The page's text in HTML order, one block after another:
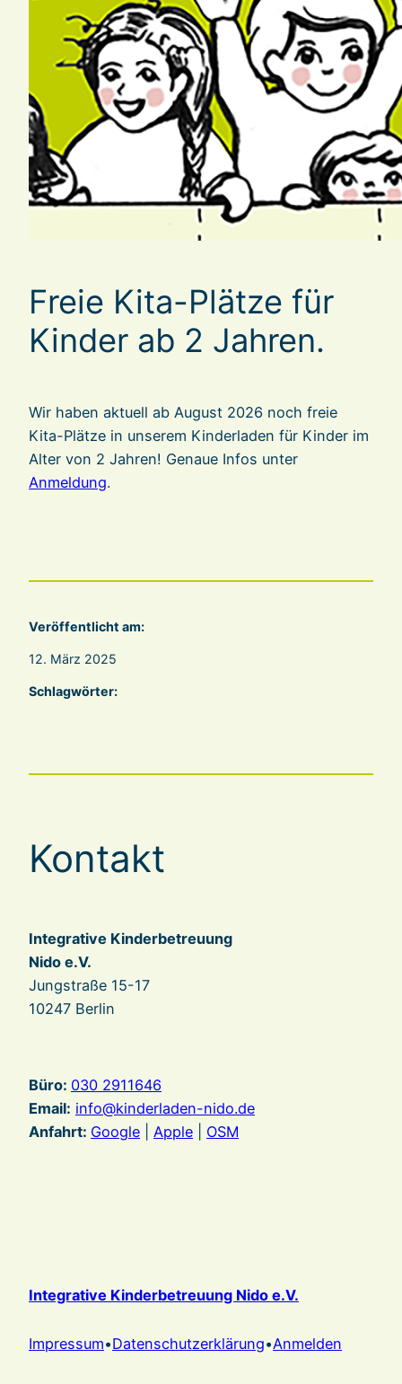
Freie Kita-Plätze für
Kinder ab 2 Jahren.
Wir haben aktuell ab August 2026 noch freie
Kita-Plätze in unserem Kinderladen für Kinder im
Alter von 2 Jahren! Genaue Infos unter
Anmeldung.
Veröffentlicht am:
12. März 2025
Schlagwörter:
Kontakt
Integrative Kinderbetreuung
Nido e.V.
Jungstraße 15-17
10247 Berlin
Büro: 030 2911646
Email: info@kinderladen-nido.de
Anfahrt: Google Apple OSM
Integrative Kinderbetreuung Nido e.V.
Impressum•Datenschutzerklärung•Anmelden